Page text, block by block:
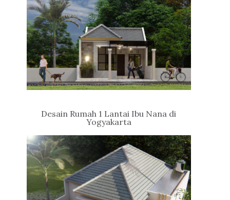
Desain Rumah 1 Lantai Ibu Nana di
Yogyakarta